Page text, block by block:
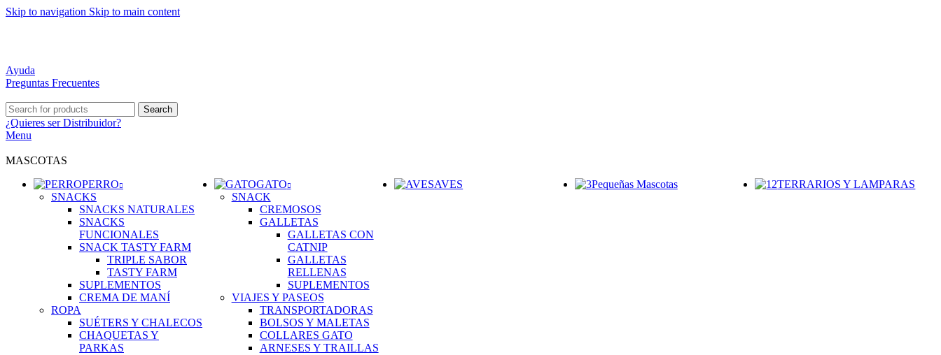
Skip to navigation Skip to main content
Ayuda
Preguntas Frecuentes
Search
¿Quieres ser Distribuidor?
Menu
MASCOTAS
PERRO
SNACKS
SNACKS NATURALES
SNACKS
FUNCIONALES
SNACK TASTY FARM
TRIPLE SABOR
TASTY FARM
SUPLEMENTOS
CREMA DE MANÍ
ROPA
SUÉTERS Y CHALECOS
CHAQUETAS Y
PARKAS
GATO
SNACK
CREMOSOS
GALLETAS
GALLETAS CON
CATNIP
GALLETAS
RELLENAS
SUPLEMENTOS
VIAJES Y PASEOS
TRANSPORTADORAS
BOLSOS Y MALETAS
COLLARES GATO
ARNESES Y TRAILLAS
AVES Pequeñas Mascotas TERRARIOS Y LAMPARAS